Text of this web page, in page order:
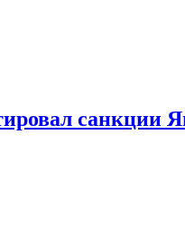
санкции